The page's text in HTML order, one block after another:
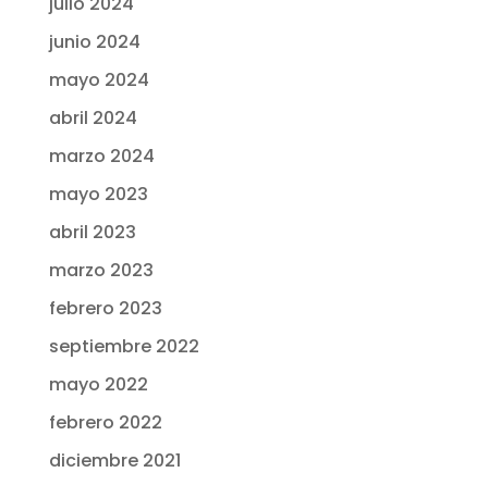
junio 2024
mayo 2024
abril 2024
marzo 2024
mayo 2023
abril 2023
marzo 2023
febrero 2023
septiembre 2022
mayo 2022
febrero 2022
diciembre 2021